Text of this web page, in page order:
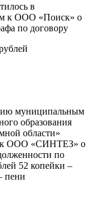
в
к ООО «Поиск» о
по договору
муниципальным
образования
области»
к ООО «СИНТЕЗ» о
по
52 копейки –
пени